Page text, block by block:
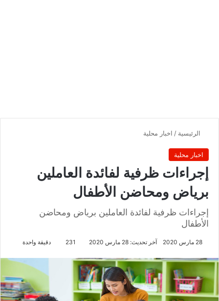
الرئيسية / اخبار محلية
اخبار محلية
إجراءات ظرفية لفائدة العاملين
برياض ومحاضن الأطفال
إجراءات ظرفية لفائدة العاملين برياض ومحاضن
الأطفال
28 مارس 2020 آخر تحديث: 28 مارس 2020 231 دقيقة واحدة